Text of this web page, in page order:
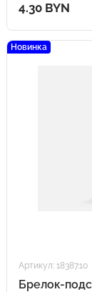
4.30 BYN
Новинка
Артикул: 18387.10
Брелок-